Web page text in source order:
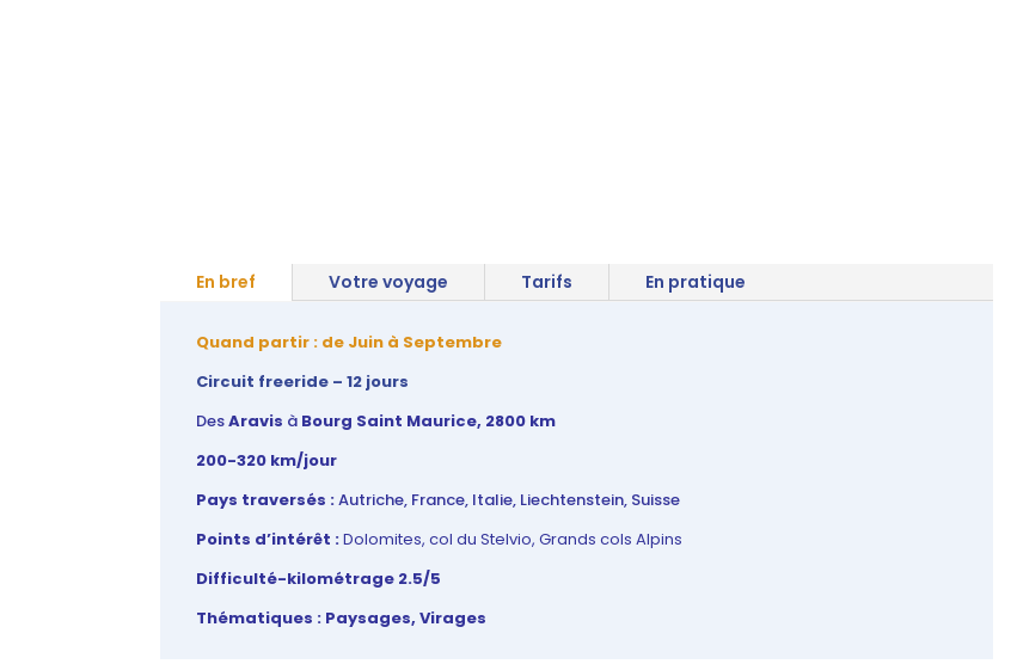
En bref Votre voyage Tarifs En pratique
Quand partir : de Juin à Septembre
Circuit freeride –12 jours
DesAravis à Bourg Saint Maurice, 2800 km
200-320 km/jour
Pays traversés :Autriche, France, Italie, Liechtenstein, Suisse
Points d’intérêt :Dolomites, col du Stelvio, Grands cols Alpins
Difficulté-kilométrage 2.5/5
Thématiques : Paysages, Virages